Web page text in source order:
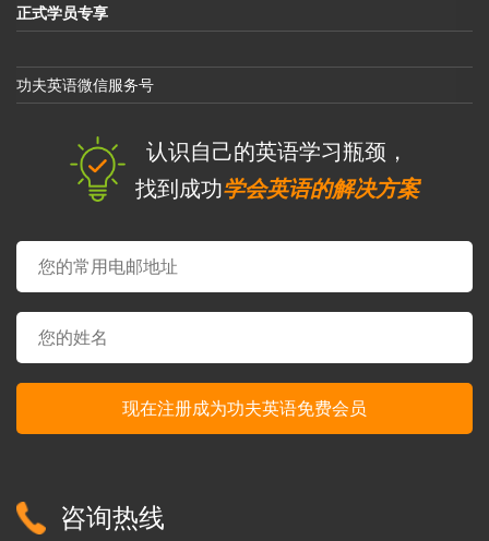
有
什
不
一
吗？
正式学员专享
功夫英语微信服务号
认识自己的英语学习瓶颈，
找到成功学会英语的解决方案
咨询热线